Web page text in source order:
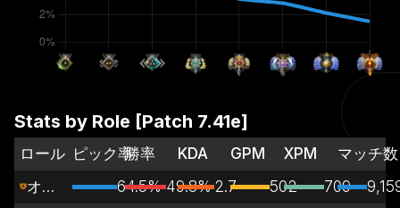
Stats by Role [Patch 7.41e]
ロール ピック率勝率 KDA GPM XPM
マッチ数
オフレーン
64.5% 49.8%2.7 502 709